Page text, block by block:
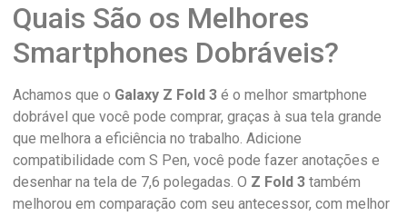
Quais São os Melhores
Smartphones Dobráveis?
Achamos que o Galaxy Z Fold 3 é o melhor smartphone
dobrável que você pode comprar, graças à sua tela grande
que melhora a eficiência no trabalho. Adicione
compatibilidade com S Pen, você pode fazer anotações e
desenhar na tela de 7,6 polegadas. O Z Fold 3 também
melhorou em comparação com seu antecessor, com melhor